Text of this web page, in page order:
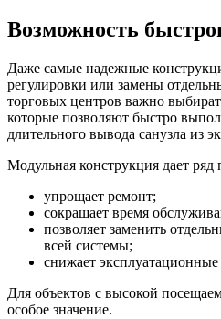
Возможность
Даже самые надежные
регулировки или замены
торговых центров важно
которые позволяют быстро
длительного вывода санузла из
Модульная конструкция дает ряд
упрощает ремонт;
сокращает время
позволяет заменить
всей системы;
снижает эксплуатационные
Для объектов с высокой
особое значение.